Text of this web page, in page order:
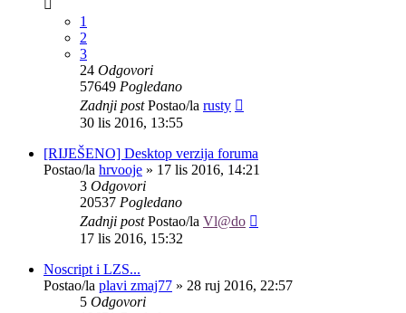
1
2
3
24 Odgovori
57649 Pogledano
Zadnji postPostao/la rusty
30 lis 2016, 13:55
[RIJEŠENO] Desktop verzija foruma
Postao/la hrvooje » 17 lis 2016, 14:21
3 Odgovori
20537 Pogledano
Zadnji postPostao/la Vl@do
17 lis 2016, 15:32
Noscript i LZS...
Postao/la plavi zmaj77 » 28 ruj 2016, 22:57
5 Odgovori